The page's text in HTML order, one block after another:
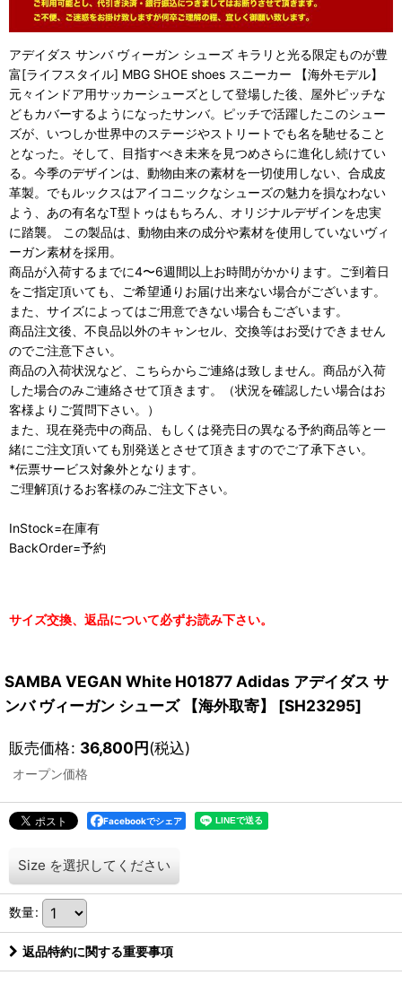
アデイダス サンバ ヴィーガン シューズ キラリと光る限定ものが豊
富[ライフスタイル] MBG SHOE shoes スニーカー 【海外モデル】
元々インドア用サッカーシューズとして登場した後、屋外ピッチな
どもカバーするようになったサンバ。ピッチで活躍したこのシュー
ズが、いつしか世界中のステージやストリートでも名を馳せること
となった。そして、目指すべき未来を見つめさらに進化し続けてい
る。今季のデザインは、動物由来の素材を一切使用しない、合成皮
革製。でもルックスはアイコニックなシューズの魅力を損なわない
よう、あの有名なT型トゥはもちろん、オリジナルデザインを忠実
に踏襲。 この製品は、動物由来の成分や素材を使用していないヴィ
ーガン素材を採用。
商品が入荷するまでに4〜6週間以上お時間がかかります。ご到着日
をご指定頂いても、ご希望通りお届け出来ない場合がございます。
また、サイズによってはご用意できない場合もございます。
商品注文後、不良品以外のキャンセル、交換等はお受けできません
のでご注意下さい。
商品の入荷状況など、こちらからご連絡は致しません。商品が入荷
した場合のみご連絡させて頂きます。（状況を確認したい場合はお
客様よりご質問下さい。）
また、現在発売中の商品、もしくは発売日の異なる予約商品等と一
緒にご注文頂いても別発送とさせて頂きますのでご了承下さい。
*伝票サービス対象外となります。
ご理解頂けるお客様のみご注文下さい。
InStock=在庫有
BackOrder=予約
サイズ交換、返品について必ずお読み下さい。
SAMBA VEGAN White H01877 Adidas アデイダス サ
ンバ ヴィーガン シューズ 【海外取寄】
[SH23295]
販売価格: 36,800円(税込)
オープン価格
Facebookでシェア
Size を選択してください
数量:
返品特約に関する重要事項